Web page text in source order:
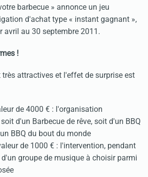
barbecue » annonce un jeu
d'achat type « instant gagnant »,
avril au 30 septembre 2011.
!
attractives et l'effet de surprise est
de 4000 € : l'organisation
d'un Barbecue de rêve, soit d'un BBQ
BBQ du bout du monde
de 1000 € : l'intervention, pendant
d'un groupe de musique à choisir parmi